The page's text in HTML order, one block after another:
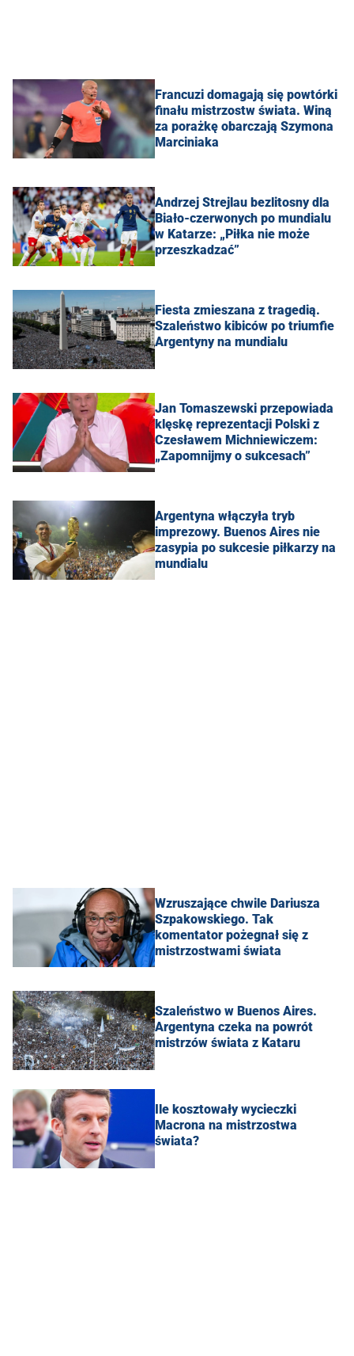
Francuzi domagają się powtórki
finału mistrzostw świata. Winą
za porażkę obarczają Szymona
Marciniaka
Andrzej Strejlau bezlitosny dla
Biało-czerwonych po mundialu
w Katarze: „Piłka nie może
przeszkadzać”
Fiesta zmieszana z tragedią.
Szaleństwo kibiców po triumfie
Argentyny na mundialu
Jan Tomaszewski przepowiada
klęskę reprezentacji Polski z
Czesławem Michniewiczem:
„Zapomnijmy o sukcesach”
Argentyna włączyła tryb
imprezowy. Buenos Aires nie
zasypia po sukcesie piłkarzy na
mundialu
Wzruszające chwile Dariusza
Szpakowskiego. Tak
komentator pożegnał się z
mistrzostwami świata
Szaleństwo w Buenos Aires.
Argentyna czeka na powrót
mistrzów świata z Kataru
Ile kosztowały wycieczki
Macrona na mistrzostwa
świata?